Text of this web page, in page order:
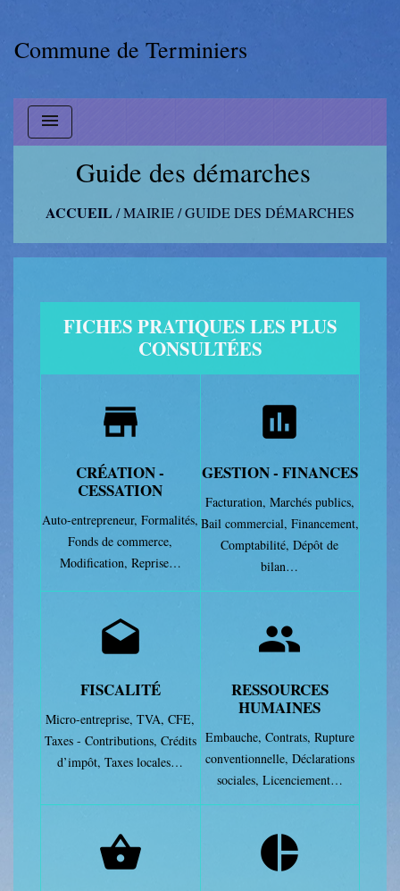
Commune de Terminiers
menu
Guide des démarches
ACCUEIL /MAIRIE/GUIDE DES DÉMARCHES
FICHES PRATIQUES LES PLUS
CONSULTÉES
store
CRÉATION -
CESSATION
Auto-entrepreneur,Formalités,
Fonds de commerce,
Modification, Reprise…
assessment
GESTION - FINANCES
Facturation, Marchés publics,
Bail commercial, Financement,
Comptabilité,Dépôt de
bilan…
drafts
FISCALITÉ
Micro-entreprise,TVA,CFE,
Taxes - Contributions, Crédits
d’impôt,Taxes locales…
people
RESSOURCES
HUMAINES
Embauche, Contrats, Rupture
conventionnelle, Déclarations
sociales, Licenciement…
shopping_basket pie_chart